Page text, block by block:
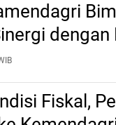
Fiskal,